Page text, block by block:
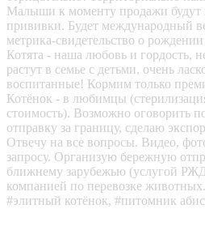
Малыши к моменту продажи будут
прививки. Будет международный
метрика-свидетельство о
Котята - наша любовь и гордость,
растут в семье с детьми, очень
воспитанные! Кормим только
Котёнок - в любимцы
стоимость). Возможно оговорить
отправку за границу, сделаю
Отвечу на все вопросы. Видео,
запросу. Организую бережную
ближнему зарубежью (услугой
компанией по перевозке
#элитный котёнок, #питомник